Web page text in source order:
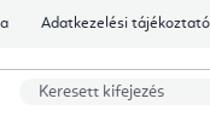
Adatkezelési tájékoztató